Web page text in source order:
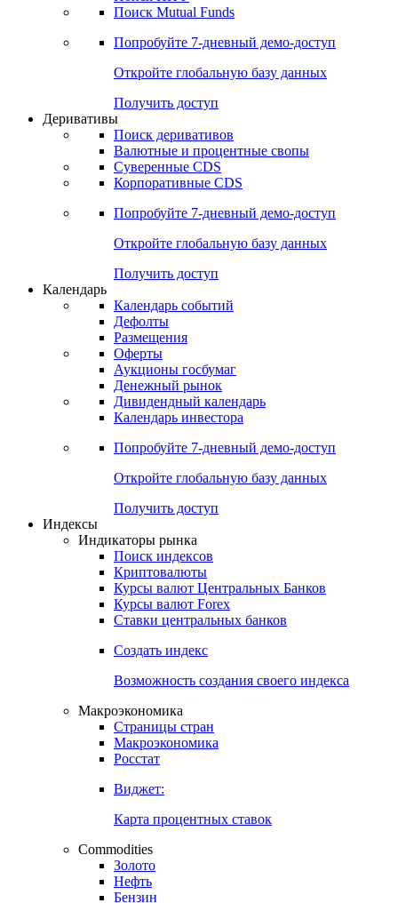
ETF & Funds
Сравнение ETF & Funds
Поиск Mutual Funds
Попробуйте7-дневный
Откройте глобальную базу данных
Получить доступ
Деривативы
Валютные и процентные свопы
Корпоративные CDS
Попробуйте7-дневный
Откройте глобальную базу данных
Получить доступ
Календарь
Календарь событий
Дефолты
Размещения
Оферты
Денежный рынок
Календарь инвестора
Попробуйте7-дневный
Откройте глобальную базу данных
Получить доступ
Индикаторы рынка
Поиск индексов
Курсы валют Центральных Банков
Ставки центральных банков
Создать индекс
Возможность создания своего индекса
Страницы стран
Росстат
Виджет:
Карта процентных ставок